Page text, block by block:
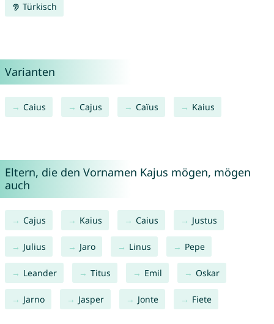
Türkisch
Varianten
Caius Cajus Caïus Kaius
Eltern, die den Vornamen Kajus mögen, mögen
auch
Cajus Kaius Caius Justus
Julius Jaro Linus Pepe
Leander Titus Emil Oskar
Jarno Jasper Jonte Fiete